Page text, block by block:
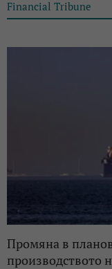
Financial Tribune
Промяна в
производството